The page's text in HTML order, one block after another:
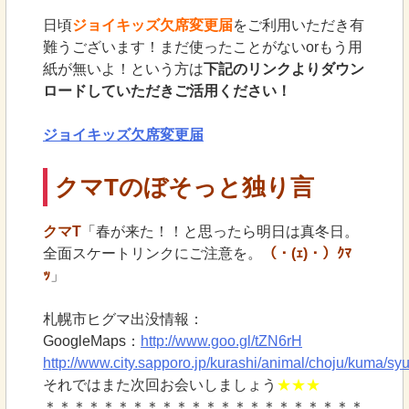
日頃ジョイキッズ欠席変更届をご利用いただき有
難うございます！まだ使ったことがないorもう用
紙が無いよ！という方は 下記のリンクよりダウン
ロードしていただきご活用ください！
ジョイキッズ欠席変更届
クマTのぼそっと独り言
クマT 「春が来た！！と思ったら明日は真冬日。
全面スケートリンクにご注意を。
（・(ｪ)・）ｸﾏ
ｯ 」
札幌市ヒグマ出没情報：
GoogleMaps： http://www.goo.gl/tZN6rH
http://www.city.sapporo.jp/kurashi/animal/choju/kuma/
それではまた次回お会いしましょう ★★★